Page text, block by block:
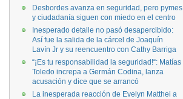
Desbordes avanza en seguridad, pero pymes
y ciudadanía siguen con miedo en el centro
Inesperado detalle no pasó desapercibido:
Así fue la salida de la cárcel de Joaquín
Lavín Jr y su reencuentro con Cathy Barriga
“¡Es tu responsabilidad la seguridad!“: Matías
Toledo increpa a Germán Codina, lanza
acusación y dice que se arrancó
La inesperada reacción de Evelyn Matthei a